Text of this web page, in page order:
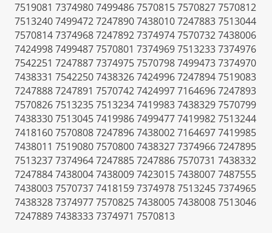
7519081 7374980 7499486 7570815 7570827 7570812
7513240 7499472 7247890 7438010 7247883 7513044
7570814 7374968 7247892 7374974 7570732 7438006
7424998 7499487 7570801 7374969 7513233 7374976
7542251 7247887 7374975 7570798 7499473 7374970
7438331 7542250 7438326 7424996 7247894 7519083
7247888 7247891 7570742 7424997 7164696 7247893
7570826 7513235 7513234 7419983 7438329 7570799
7438330 7513045 7419986 7499477 7419982 7513244
7418160 7570808 7247896 7438002 7164697 7419985
7438011 7519080 7570800 7438327 7374966 7247895
7513237 7374964 7247885 7247886 7570731 7438332
7247884 7438004 7438009 7423015 7438007 7487555
7438003 7570737 7418159 7374978 7513245 7374965
7438328 7374977 7570825 7438005 7438008 7513046
7247889 7438333 7374971 7570813